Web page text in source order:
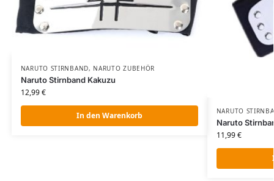
NARUTO STIRNBAND, NARUTO ZUBEHÖR​
Naruto Stirnband Kakuzu
12,99€
In den Warenkorb NARUTO
Naruto
11,99€